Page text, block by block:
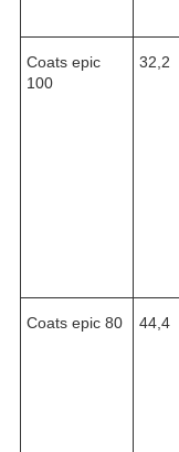
Coats epic
100
32,2
Coats epic 80 44,4